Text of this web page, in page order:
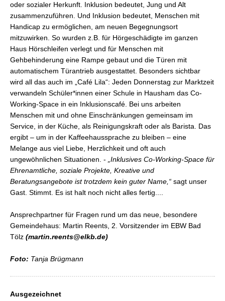
oder sozialer Herkunft. Inklusion bedeutet, Jung und Alt
zusammenzuführen. Und Inklusion bedeutet, Menschen mit
Handicap zu ermöglichen, am neuen Begegnungsort
mitzuwirken. So wurden z.B. für Hörgeschädigte im ganzen
Haus Hörschleifen verlegt und für Menschen mit
Gehbehinderung eine Rampe gebaut und die Türen mit
automatischem Türantrieb ausgestattet. Besonders sichtbar
wird all das auch im „Café Lila“: Jeden Donnerstag zur Marktzeit
verwandeln Schüler*innen einer Schule in Hausham das Co-
Working-Space in ein Inklusionscafé. Bei uns arbeiten
Menschen mit und ohne Einschränkungen gemeinsam im
Service, in der Küche, als Reinigungskraft oder als Barista. Das
ergibt – um in der Kaffeehaussprache zu bleiben – eine
Melange aus viel Liebe, Herzlichkeit und oft auch
ungewöhnlichen Situationen. -
„Inklusives Co-Working-Space für
Ehrenamtliche, soziale Projekte, Kreative und
Beratungsangebote ist trotzdem kein guter Name,“ sagt unser
Gast. Stimmt. Es ist halt noch nicht alles fertig....
Ansprechpartner für Fragen rund um das neue, besondere
Gemeindehaus: Martin Reents, 2. Vorsitzender im EBW Bad
Tölz (martin.reents@elkb.de)
Foto: Tanja Brügmann
Ausgezeichnet